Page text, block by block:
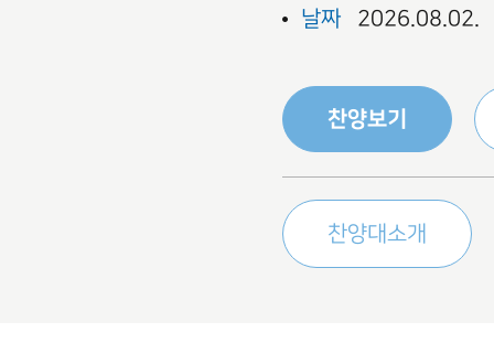
날짜 2026.08.02.
찬양보기
찬양대소개